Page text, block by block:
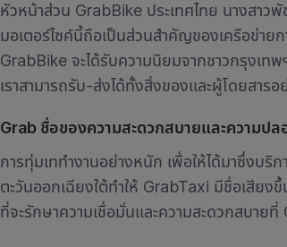
หัวหน้าส่วน GrabBike ประเทศไทย นางสาว
มอเตอร์ไซค์นี้ถือเป็นส่วนสำคัญของเครือข่าย
GrabBike จะได้รับความนิยมจากชาวกรุงเท
เราสามารถรับ-ส่งได้ทั้งสิ่งของและผู้โดยสาร
Grab ชื่อของความสะดวกสบายและความป
การทุ่มเททำงานอย่างหนัก เพื่อให้ได้มาซึ่งบริ
ตะวันออกเฉียงใต้ทำให้ GrabTaxi มีชื่อเสียง
ที่จะรักษาความเชื่อมั่นและความสะดวกสบายที่